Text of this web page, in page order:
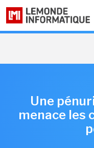
Une
menace les